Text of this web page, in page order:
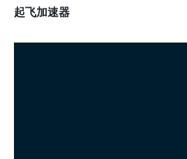
起飞加速器